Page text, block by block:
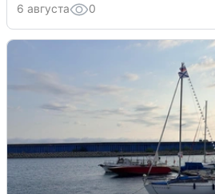
6 августа 0